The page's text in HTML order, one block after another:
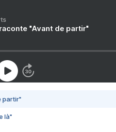
"Avant de partir"
partir"
là"